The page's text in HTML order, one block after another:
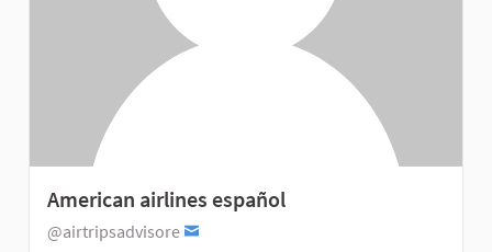
American airlines español
@airtripsadvisore